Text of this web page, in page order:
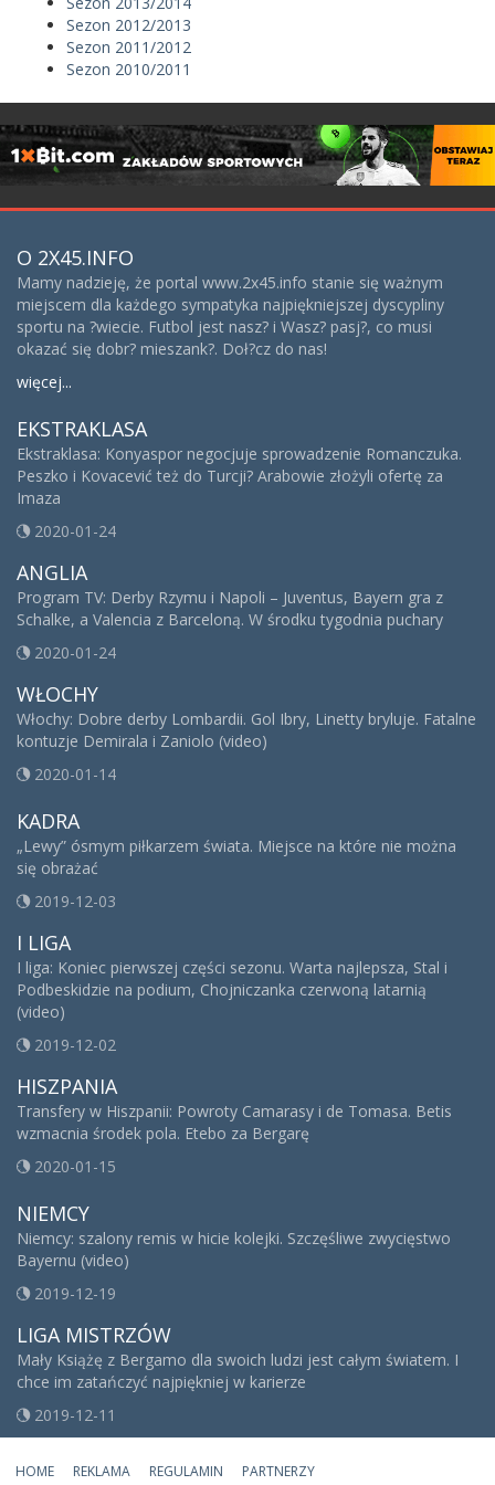
Sezon 2012/2013
Sezon 2011/2012
Sezon 2010/2011
O 2X45.INFO
Mamy nadzieję, że portal www.2x45.info stanie się ważnym
miejscem dla każdego sympatyka najpiękniejszej dyscypliny
sportu na ?wiecie. Futbol jest nasz? i Wasz? pasj?, co musi
okazać się dobr? mieszank?. Doł?cz do nas!
więcej...
EKSTRAKLASA
Ekstraklasa: Konyaspor negocjuje sprowadzenie Romanczuka.
Peszko i Kovacević też do Turcji? Arabowie złożyli ofertę za
Imaza
2020-01-24
ANGLIA
Program TV: Derby Rzymu i Napoli – Juventus, Bayern gra z
Schalke, a Valencia z Barceloną. W środku tygodnia puchary
2020-01-24
WŁOCHY
Włochy: Dobre derby Lombardii. Gol Ibry, Linetty bryluje. Fatalne
kontuzje Demirala i Zaniolo (video)
2020-01-14
KADRA
„Lewy” ósmym piłkarzem świata. Miejsce na które nie można
się obrażać
2019-12-03
I LIGA
I liga: Koniec pierwszej części sezonu. Warta najlepsza, Stal i
Podbeskidzie na podium, Chojniczanka czerwoną latarnią
(video)
2019-12-02
HISZPANIA
Transfery w Hiszpanii: Powroty Camarasy i de Tomasa. Betis
wzmacnia środek pola. Etebo za Bergarę
2020-01-15
NIEMCY
Niemcy: szalony remis w hicie kolejki. Szczęśliwe zwycięstwo
Bayernu (video)
2019-12-19
LIGA MISTRZÓW
Mały Książę z Bergamo dla swoich ludzi jest całym światem. I
chce im zatańczyć najpiękniej w karierze
2019-12-11
HOME REKLAMA REGULAMIN PARTNERZY